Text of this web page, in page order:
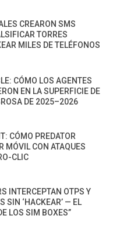
CREARON SMS
TORRES
MILES DE TELÉFONOS
CÓMO LOS AGENTES
EN LA SUPERFICIE DE
DE 2025–2026
CÓMO PREDATOR
MÓVIL CON ATAQUES
CLIC
INTERCEPTAN OTPS Y
SIN ‘HACKEAR’ — EL
LOS SIM BOXES”